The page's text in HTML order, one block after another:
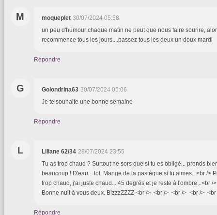
M moqueplet 30/07/2024 05:58
un peu d'humour chaque matin ne peut que nous faire sourire,
recommence tous les jours....passez tous les deux un doux mardi
Répondre
G Golondrina63 30/07/2024 05:06
Je te souhaite une bonne semaine
Répondre
L Liliane 62/34 29/07/2024 23:55
Tu as trop chaud ? Surtout ne sors que si tu es obligé... prends
beaucoup ! D'eau... lol. Mange de la pastèque si tu aimes...<br />
trop chaud, j'ai juste chaud... 45 degrés et je reste à l'ombre...<br /
Bonne nuit à vous deux. BizzzZZZZ <br /> <br /> <br /> <br />
Répondre